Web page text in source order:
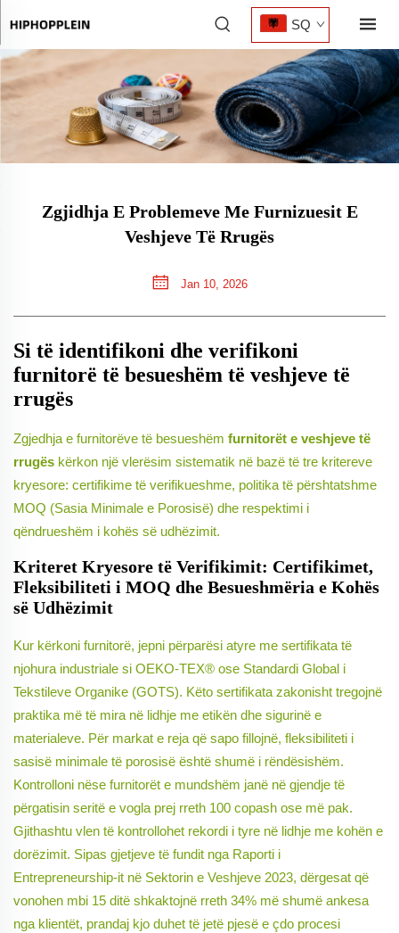
SQ
Zgjidhja E Problemeve Me Furnizuesit E
Veshjeve Të Rrugës
Jan 10, 2026
Si të identifikoni dhe verifikoni
furnitorë të besueshëm të veshjeve të
rrugës
Zgjedhja e furnitorëve të besueshëm furnitorët e veshjeve të
rrugës kërkon një vlerësim sistematik në bazë të tre kritereve
kryesore: certifikime të verifikueshme, politika të përshtatshme
MOQ (Sasia Minimale e Porosisë) dhe respektimi i
qëndrueshëm i kohës së udhëzimit.
Kriteret Kryesore të Verifikimit: Certifikimet,
Fleksibiliteti i MOQ dhe Besueshmëria e Kohës
së Udhëzimit
Kur kërkoni furnitorë, jepni përparësi atyre me sertifikata të
njohura industriale si OEKO-TEX® ose Standardi Global i
Tekstileve Organike (GOTS). Këto sertifikata zakonisht tregojnë
praktika më të mira në lidhje me etikën dhe sigurinë e
materialeve. Për markat e reja që sapo fillojnë, fleksibiliteti i
sasisë minimale të porosisë është shumë i rëndësishëm.
Kontrolloni nëse furnitorët e mundshëm janë në gjendje të
përgatisin seritë e vogla prej rreth 100 copash ose më pak.
Gjithashtu vlen të kontrollohet rekordi i tyre në lidhje me kohën e
dorëzimit. Sipas gjetjeve të fundit nga Raporti i
Entrepreneurship-it në Sektorin e Veshjeve 2023, dërgesat që
vonohen mbi 15 ditë shkaktojnë rreth 34% më shumë ankesa
nga klientët, prandaj kjo duhet të jetë pjesë e çdo procesi